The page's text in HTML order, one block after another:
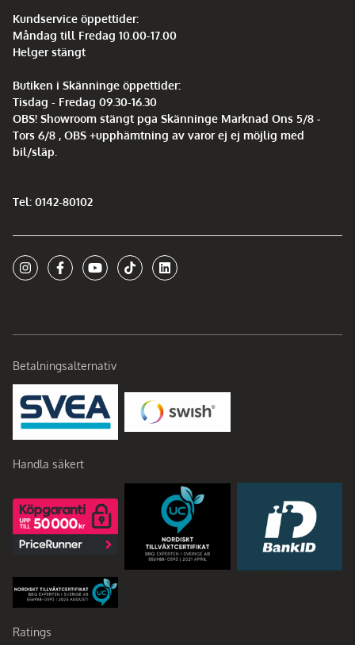
Kundservice öppettider:
Måndag till Fredag 10.00-17.00
Helger stängt
Butiken i Skänninge öppettider:
Tisdag - Fredag 09.30-16.30
OBS! Showroom stängt pga Skänninge Marknad Ons 5/8 -
Tors 6/8 , OBS +upphämtning av varor ej ej möjlig med
bil/släp.
Tel: 0142-80102
Betalningsalternativ
Handla säkert
Ratings